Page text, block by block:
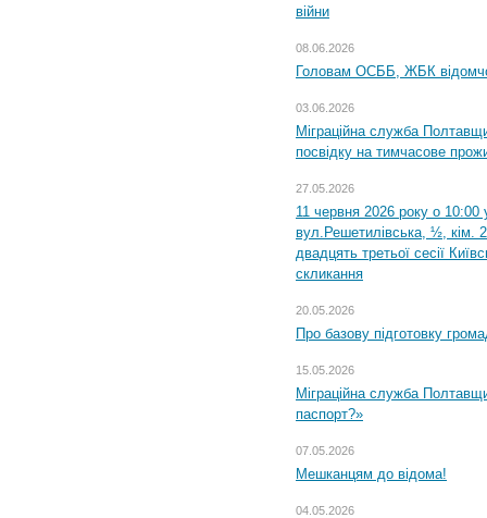
війни
08.06.2026
Головам ОСББ, ЖБК
03.06.2026
Міграційна служба
посвідку на тимчасове
27.05.2026
11 червня 2026 року о 10:00
вул.Решетилівська, ½, кім.
двадцять третьої сесії
скликання
20.05.2026
Про базову підготовку
15.05.2026
Міграційна служба
паспорт?»
07.05.2026
Мешканцям до відома!
04.05.2026